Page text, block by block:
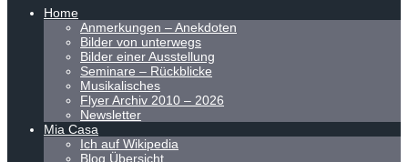
Home
Anmerkungen – Anekdoten
Bilder von unterwegs
Bilder einer Ausstellung
Seminare – Rückblicke
Musikalisches
Flyer Archiv 2010 – 2026
Newsletter
Mia Casa
Ich auf Wikipedia
Blog Übersicht